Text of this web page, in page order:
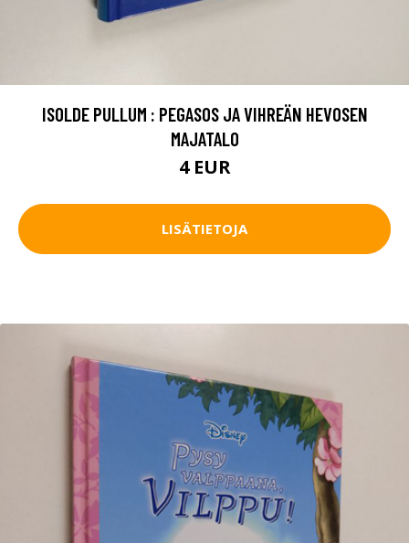
ISOLDE PULLUM : PEGASOS JA VIHREÄN HEVOSEN
MAJATALO
4 EUR
LISÄTIETOJA